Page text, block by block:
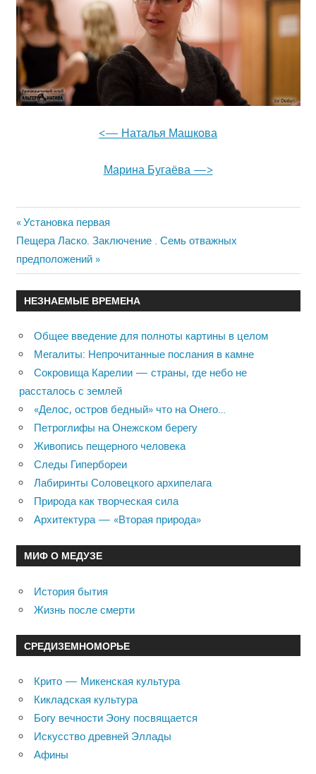
<— Наталья Машкова
Марина Бугаёва —>
Навигация
по
записям
Previous
Post:
Установка первая
Next
Post:
Пещера Ласко. Заключение . Семь отважных
предположений
НЕЗНАЕМЫЕ ВРЕМЕНА
Общее введение для полноты картины в целом
Мегалиты: Непрочитанные послания в камне
Сокровища Карелии — страны, где небо не
рассталось с землей
«Делос, остров бедный» что на Онего…
Петроглифы на Онежском берегу
Живопись пещерного человека
Следы Гипербореи
Лабиринты Соловецкого архипелага
Природа как творческая сила
Архитектура — «Вторая природа»
МИФ О МЕДУЗЕ
История бытия
Жизнь после смерти
СРЕДИЗЕМНОМОРЬЕ
Крито — Микенская культура
Кикладская культура
Богу вечности Эону посвящается
Искусство древней Эллады
Афины